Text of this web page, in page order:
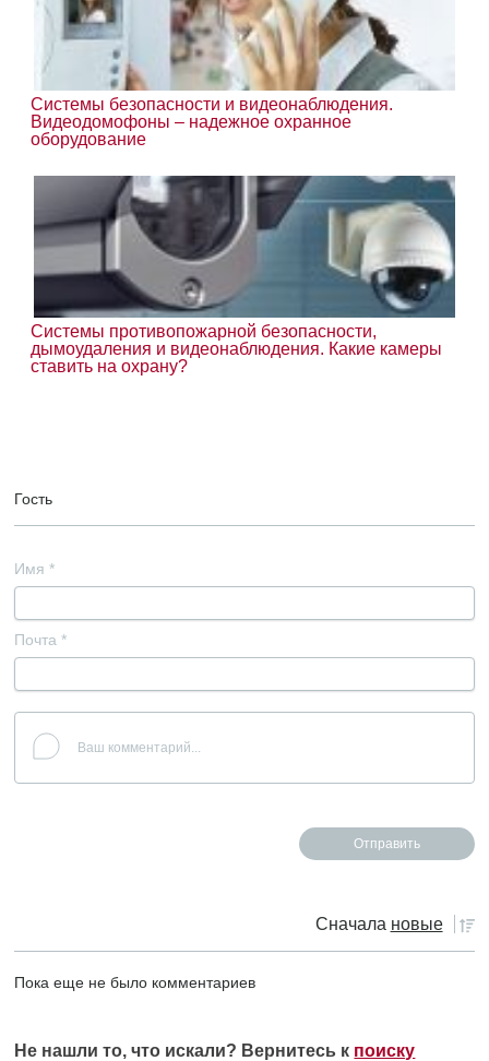
Системы безопасности и видеонаблюдения.
Видеодомофоны – надежное охранное
оборудование
Системы противопожарной безопасности,
дымоудаления и видеонаблюдения. Какие камеры
ставить на охрану?
Гость
Имя *
Почта *
Сначала новые
Пока еще не было комментариев
Не нашли то, что искали? Вернитесь к поиску